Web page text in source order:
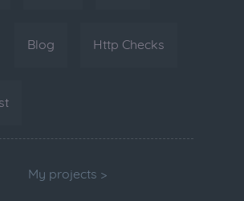
Blog Http Checks
My projects >